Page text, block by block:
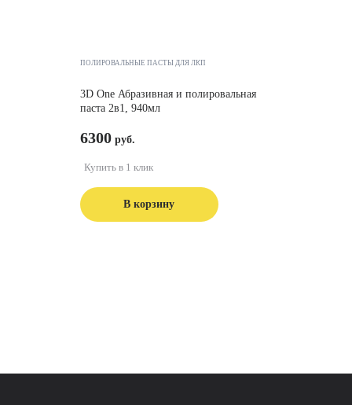
ПОЛИРОВАЛЬНЫЕ ПАСТЫ ДЛЯ ЛКП
3D One Абразивная и полировальная
паста 2в1, 940мл
6300
В корзину
Купить в 1 клик